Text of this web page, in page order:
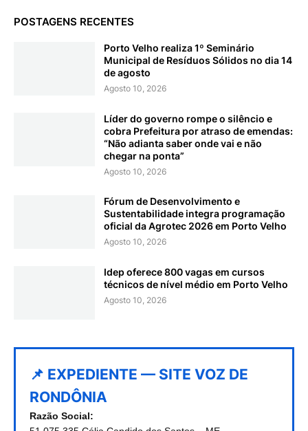
POSTAGENS RECENTES
Porto Velho realiza 1º Seminário
Municipal de Resíduos Sólidos no dia 14
de agosto
Agosto 10, 2026
Líder do governo rompe o silêncio e
cobra Prefeitura por atraso de emendas:
“Não adianta saber onde vai e não
chegar na ponta”
Agosto 10, 2026
Fórum de Desenvolvimento e
Sustentabilidade integra programação
oficial da Agrotec 2026 em Porto Velho
Agosto 10, 2026
Idep oferece 800 vagas em cursos
técnicos de nível médio em Porto Velho
Agosto 10, 2026
📌 EXPEDIENTE — SITE VOZ DE
RONDÔNIA
Razão Social: